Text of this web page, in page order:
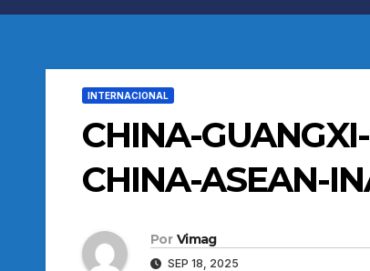
INTERNACIONAL
CHINA-
CHINA-ASEAN-
Por Vimag
SEP 18, 2025